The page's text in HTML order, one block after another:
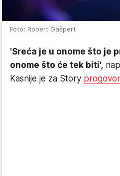
Foto: Robert Gašpert
'Sreća je u onome što je
onome što će tek biti',
Kasnije je za Story